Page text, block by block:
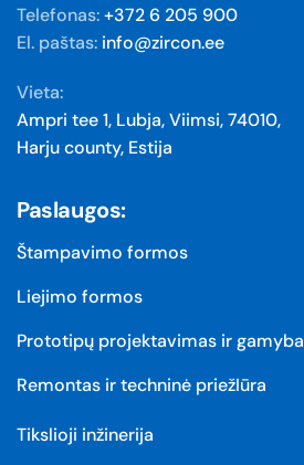
Telefonas:+372 6 205 900
El. paštas: info@zircon.ee
Vieta:
Ampri tee 1, Lubja, Viimsi, 74010,
Harju county, Estija
Paslaugos:
Štampavimo formos
Liejimo formos
Prototipų projektavimas ir gamyba
Remontas ir techninė priežIūra
Tikslioji inžinerija